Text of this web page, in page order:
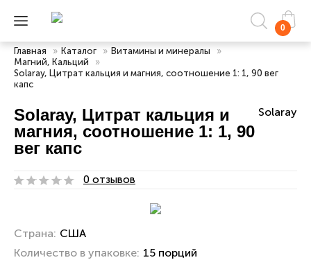
0
Главная » Каталог » Витамины и минералы
»
Магний, Кальций
»
Solaray, Цитрат кальция и магния, соотношение 1: 1, 90 вег
капс
Solaray, Цитрат кальция и
магния, соотношение 1: 1, 90
вег капс
Solaray
0 отзывов
Страна: США
Количество в упаковке: 15 порций